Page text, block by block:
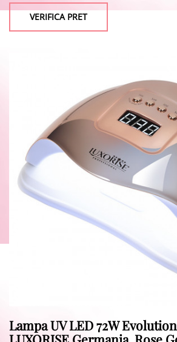
VERIFICA PRET
Lampa UV LED 72W